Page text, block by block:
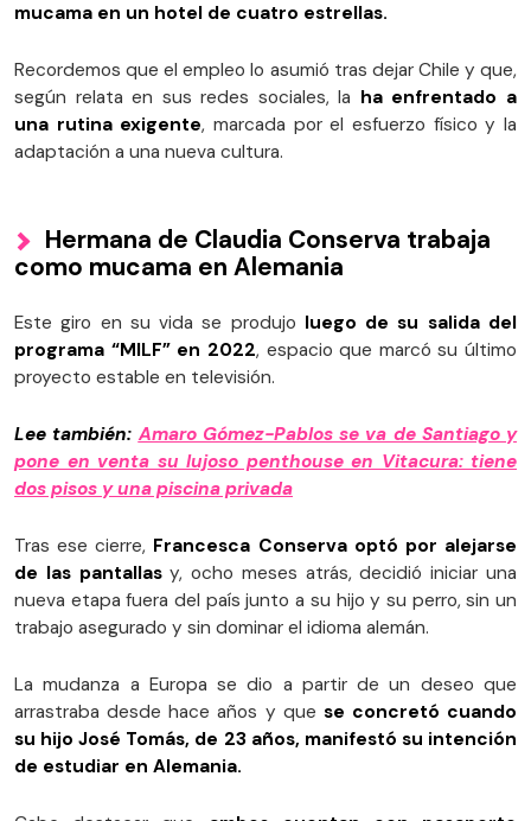
mucama en un hotel de cuatro estrellas.
Recordemos que el empleo lo asumió tras dejar Chile y que,
según relata en sus redes sociales, la ha enfrentado a
una rutina exigente, marcada por el esfuerzo físico y la
adaptación a una nueva cultura.
Hermana de Claudia Conserva trabaja
como mucama en Alemania
Este giro en su vida se produjo luego de su salida del
programa “MILF” en 2022, espacio que marcó su último
proyecto estable en televisión.
Lee también: Amaro Gómez-Pablos se va de Santiago y
pone en venta su lujoso penthouse en Vitacura: tiene
dos pisos y una piscina privada
Tras ese cierre, Francesca Conserva optó por alejarse
de las pantallasy, ocho meses atrás, decidió iniciar una
nueva etapa fuera del país junto a su hijo y su perro, sin un
trabajo asegurado y sin dominar el idioma alemán.
La mudanza a Europa se dio a partir de un deseo que
arrastraba desde hace años y que se concretó cuando
su hijo José Tomás, de 23 años, manifestó su intención
de estudiar en Alemania.